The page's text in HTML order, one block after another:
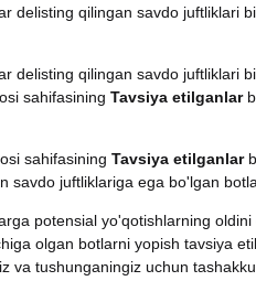
delisting qilingan savdo juftliklari
delisting qilingan savdo juftliklari
sahifasining Tavsiya etilganlar
sahifasining Tavsiya etilganlar
savdo juftliklariga ega bo'lgan
potensial yo'qotishlarning
olgan botlarni yopish tavsiya
va tushunganingiz uchun